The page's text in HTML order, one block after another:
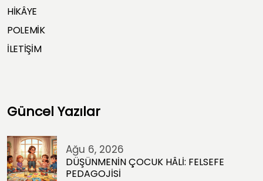
HİKÂYE
POLEMİK
İLETİŞİM
Güncel Yazılar
Ağu 6, 2026
DÜŞÜNMENİN ÇOCUK HÂLİ: FELSEFE
PEDAGOJİSİ